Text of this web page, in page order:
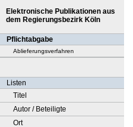
Elektronische Publikationen aus
dem Regierungsbezirk Köln
Pflichtabgabe
Ablieferungsverfahren
Listen
Titel
Autor / Beteiligte
Ort